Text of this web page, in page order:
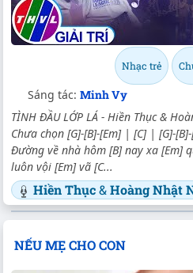
Nhạc trẻ
Sáng tác: Minh Vy
TÌNH ĐẦU LỚP LÁ - Hiền Thục &
Chưa chọn [G]-[B]-[Em] | [C] | [G]-
Đường về nhà hôm [B] nay xa [Em]
luôn vội [Em] vã [C...
Hiền Thục&Hoàng Nhật
NẾU MẸ CHO CON